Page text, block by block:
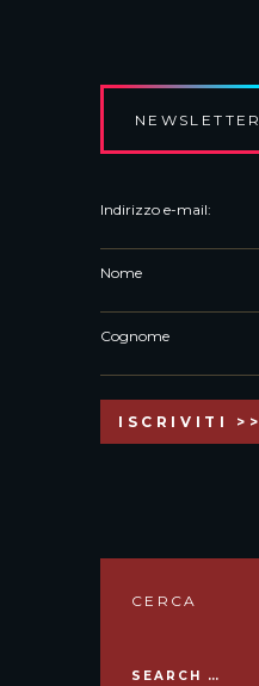
NEWSLETTER
Indirizzo e-mail:
Nome
Cognome
CERCA